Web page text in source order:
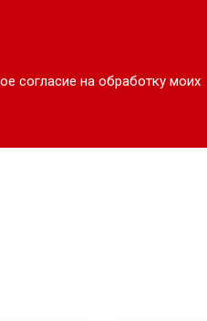
согласие на обработку моих